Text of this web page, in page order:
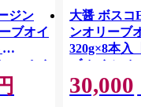
ジン
ブオイ
スペイ
大醤 ボスコ
ンオリーブ
320g×8本入
ブオイル オ
ストラバー
ブオイル エ
30,000